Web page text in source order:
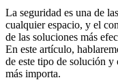
La seguridad es una de
cualquier espacio, y el
de las soluciones más
En este artículo,
de este tipo de solución y
más importa.